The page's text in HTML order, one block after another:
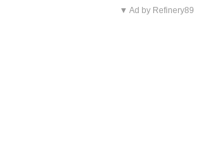
▼ Ad by Refinery89